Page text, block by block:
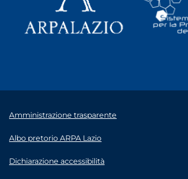
Amministrazione trasparente
Albo pretorio ARPA Lazio
Dichiarazione accessibilità